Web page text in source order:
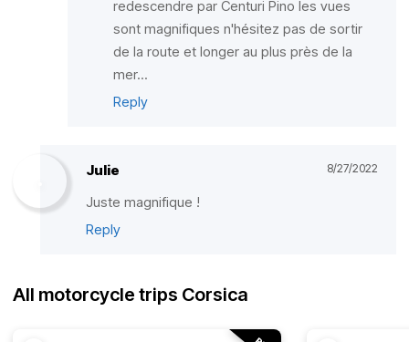
redescendre par Centuri Pino les vues
sont magnifiques n'hésitez pas de sortir
de la route et longer au plus près de la
mer...
Reply
Julie 8/27/2022
Juste magnifique !
Reply
All motorcycle trips Corsica